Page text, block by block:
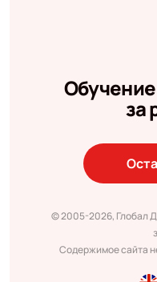
за
© 2005-2026, Глобал
Содержимое сайта